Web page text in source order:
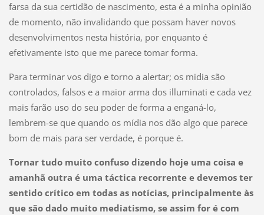
farsa da sua certidão de nascimento, esta é a minha opinião
de momento, não invalidando que possam haver novos
desenvolvimentos nesta história, por enquanto é
efetivamente isto que me parece tomar forma.
Para terminar vos digo e torno a alertar; os midia são
controlados, falsos e a maior arma dos illuminati e cada vez
mais farão uso do seu poder de forma a enganá-lo,
lembrem-se que quando os mídia nos dão algo que parece
bom de mais para ser verdade, é porque é.
Tornar tudo muito confuso dizendo hoje uma coisa e
amanhã outra é uma táctica recorrente e devemos ter
sentido crítico em todas as notícias, principalmente às
que são dado muito mediatismo, se assim for é com